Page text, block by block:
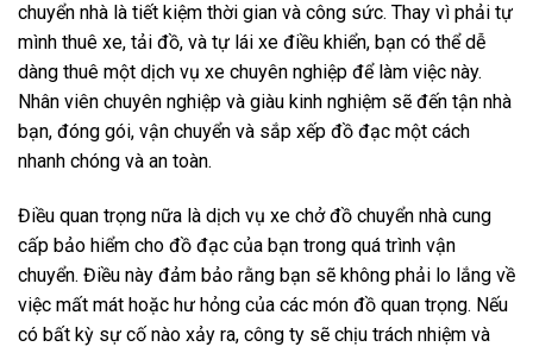
chuyển nhà là tiết kiệm thời gian và công sức. Thay vì phải tự
mình thuê xe, tải đồ, và tự lái xe điều khiển, bạn có thể dễ
dàng thuê một dịch vụ xe chuyên nghiệp để làm việc này.
Nhân viên chuyên nghiệp và giàu kinh nghiệm sẽ đến tận nhà
bạn, đóng gói, vận chuyển và sắp xếp đồ đạc một cách
nhanh chóng và an toàn.
Điều quan trọng nữa là dịch vụ xe chở đồ chuyển nhà cung
cấp bảo hiểm cho đồ đạc của bạn trong quá trình vận
chuyển. Điều này đảm bảo rằng bạn sẽ không phải lo lắng về
việc mất mát hoặc hư hỏng của các món đồ quan trọng. Nếu
có bất kỳ sự cố nào xảy ra, công ty sẽ chịu trách nhiệm và